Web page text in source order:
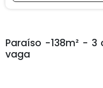
Paraíso -138m² -
vaga